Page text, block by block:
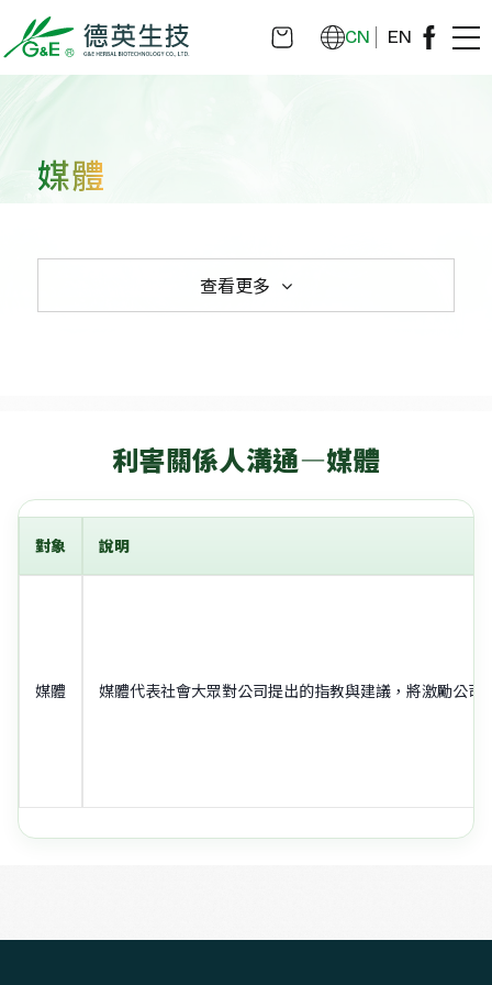
CN EN
媒體
查看更多
利害關係人溝通—媒體
對象 說明
媒體 媒體代表社會大眾對公司提出的指教與建議，將激勵公司